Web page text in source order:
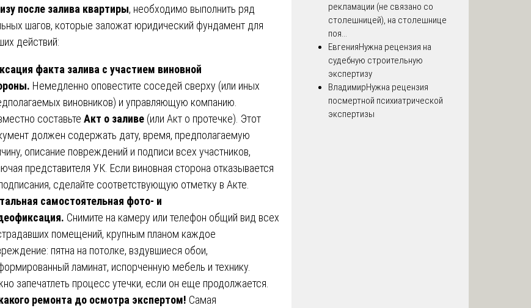
после залива квартиры, необходимо выполнить ряд
шагов, которые заложат юридический фундамент для
действий:
факта залива с участием виновной
Немедленно оповестите соседей сверху (или иных
виновников) и управляющую компанию.
составьте Акт о заливе (или Акт о протечке). Этот
должен содержать дату, время, предполагаемую
описание повреждений и подписи всех участников,
представителя УК. Если виновная сторона отказывается
сделайте соответствующую отметку в Акте.
самостоятельная фото- и
Снимите на камеру или телефон общий вид всех
помещений, крупным планом каждое
пятна на потолке, вздувшиеся обои,
ламинат, испорченную мебель и технику.
запечатлеть процесс утечки, если он еще продолжается.
ремонта до осмотра экспертом! Самая
рекламации (не связано со
столешницей), на столешнице
поя...
ЕвгенияНужна рецензия на
судебную строительную
экспертизу
ВладимирНужна рецензия
посмертной психиатрической
экспертизы